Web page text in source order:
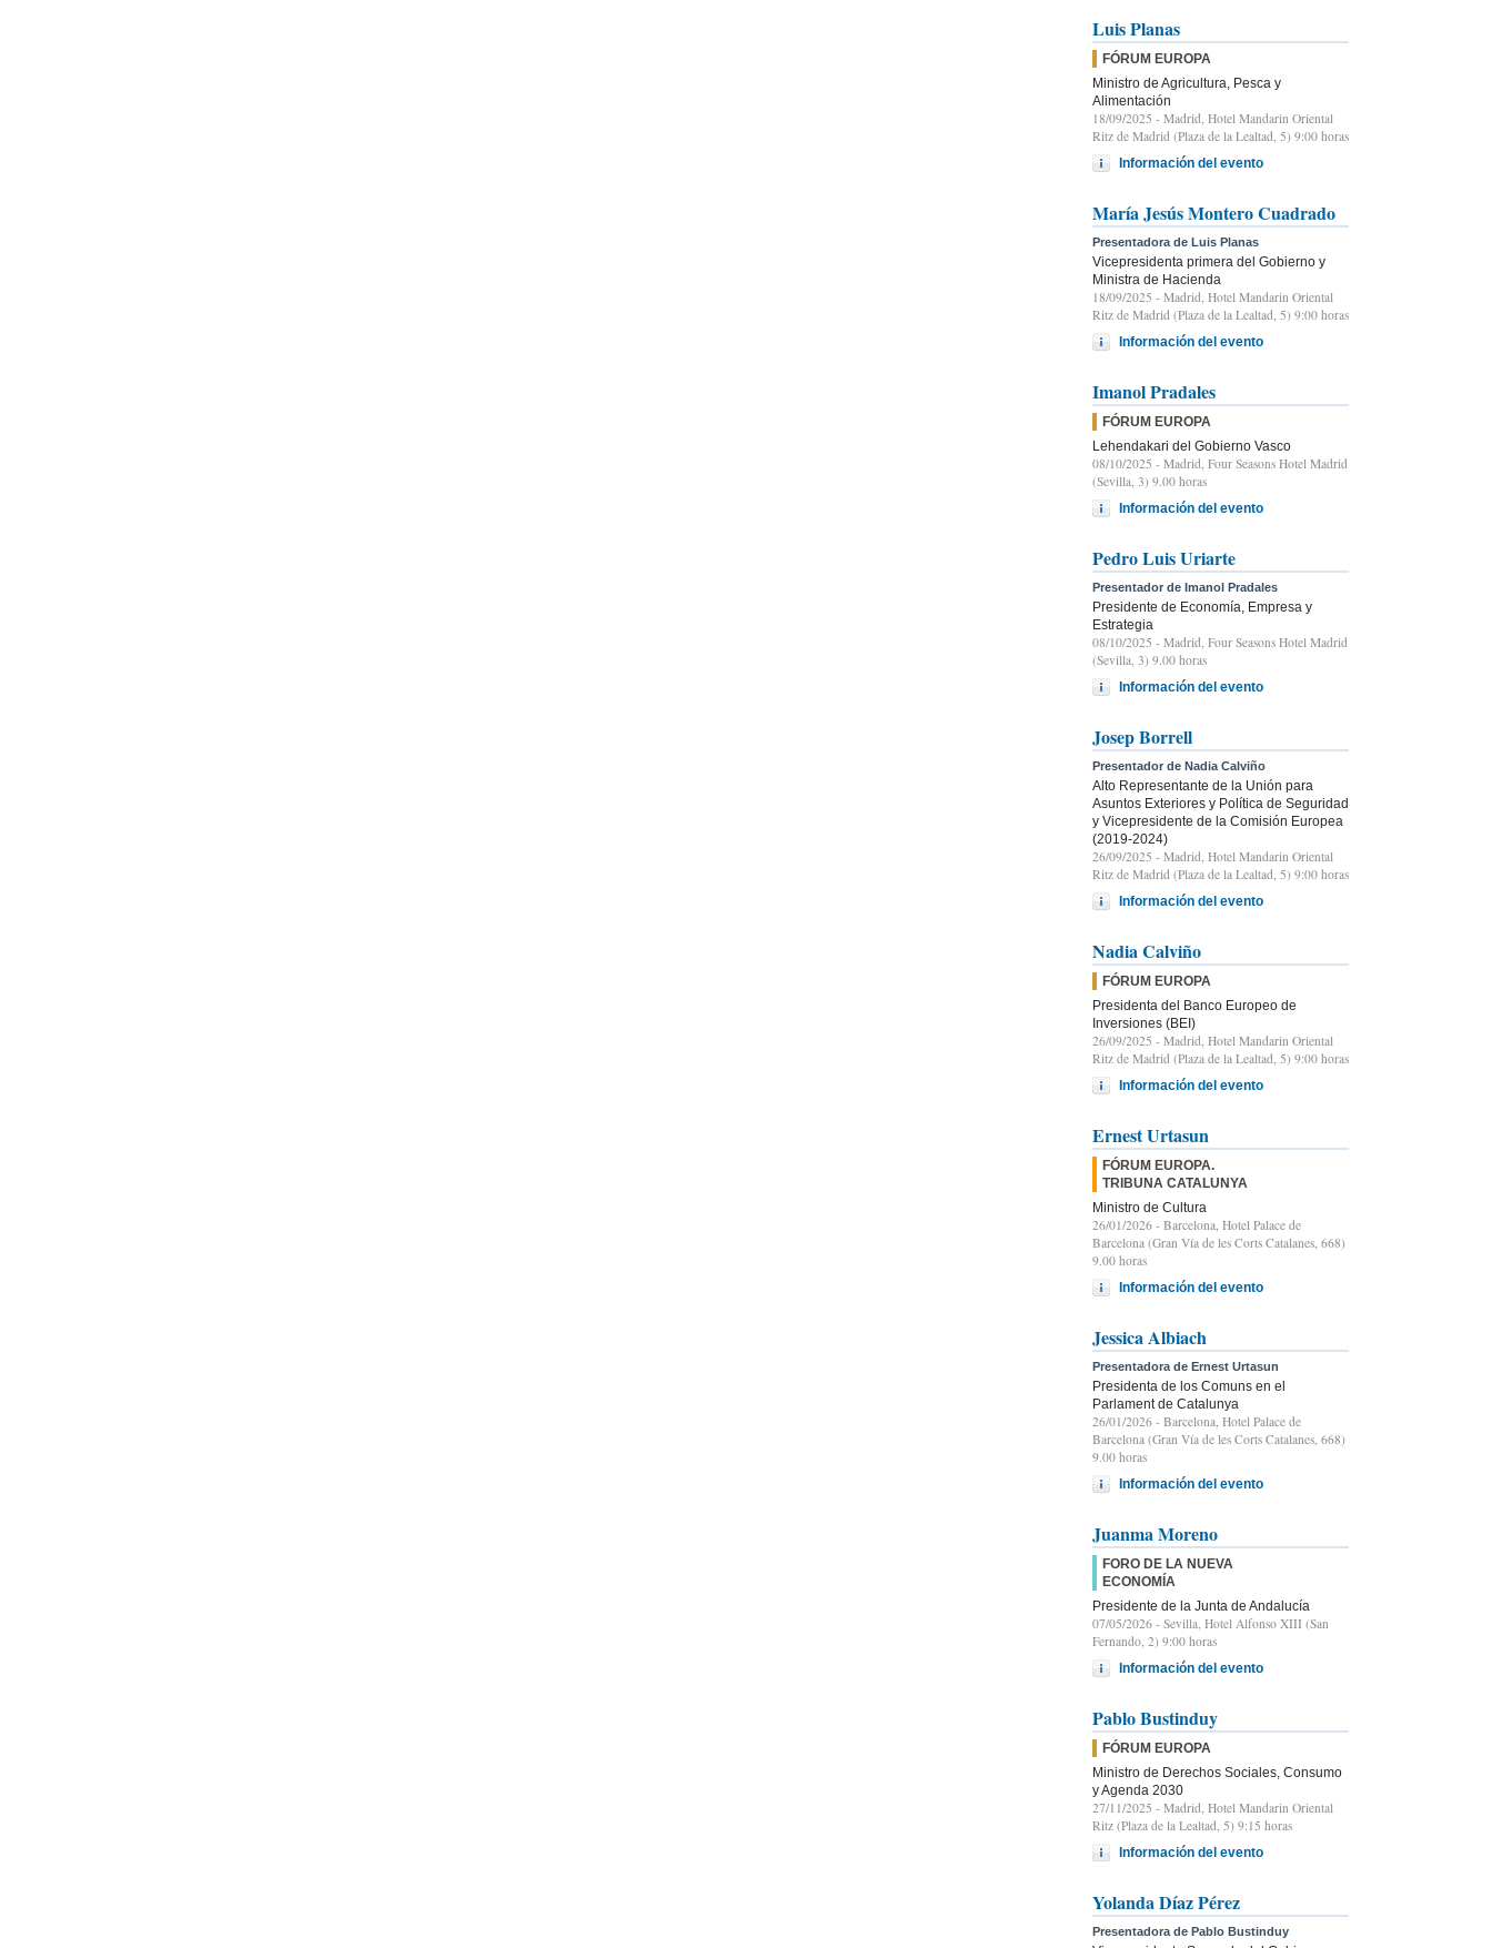
Luis Planas
FÓRUM EUROPA
Ministro de Agricultura, Pesca y
Alimentación
18/09/2025 - Madrid, Hotel Mandarin Oriental
Ritz de Madrid (Plaza de la Lealtad, 5) 9:00 horas
Información del evento
María Jesús Montero Cuadrado
Presentadora de Luis Planas
Vicepresidenta primera del Gobierno y
Ministra de Hacienda
18/09/2025 - Madrid, Hotel Mandarin Oriental
Ritz de Madrid (Plaza de la Lealtad, 5) 9:00 horas
Información del evento
Imanol Pradales
FÓRUM EUROPA
Lehendakari del Gobierno Vasco
08/10/2025 - Madrid, Four Seasons Hotel Madrid
(Sevilla, 3) 9.00 horas
Información del evento
Pedro Luis Uriarte
Presentador de Imanol Pradales
Presidente de Economía, Empresa y
Estrategia
08/10/2025 - Madrid, Four Seasons Hotel Madrid
(Sevilla, 3) 9.00 horas
Información del evento
Josep Borrell
Presentador de Nadia Calviño
Alto Representante de la Unión para
Asuntos Exteriores y Política de Seguridad
y Vicepresidente de la Comisión Europea
(2019-2024)
26/09/2025 - Madrid, Hotel Mandarin Oriental
Ritz de Madrid (Plaza de la Lealtad, 5) 9:00 horas
Información del evento
Nadia Calviño
FÓRUM EUROPA
Presidenta del Banco Europeo de
Inversiones (BEI)
26/09/2025 - Madrid, Hotel Mandarin Oriental
Ritz de Madrid (Plaza de la Lealtad, 5) 9:00 horas
Información del evento
Ernest Urtasun
FÓRUM EUROPA.
TRIBUNA CATALUNYA
Ministro de Cultura
26/01/2026 - Barcelona, Hotel Palace de
Barcelona (Gran Vía de les Corts Catalanes, 668)
9.00 horas
Información del evento
Jessica Albiach
Presentadora de Ernest Urtasun
Presidenta de los Comuns en el
Parlament de Catalunya
26/01/2026 - Barcelona, Hotel Palace de
Barcelona (Gran Vía de les Corts Catalanes, 668)
9.00 horas
Información del evento
Juanma Moreno
FORO DE LA NUEVA
ECONOMÍA
Presidente de la Junta de Andalucía
07/05/2026 - Sevilla, Hotel Alfonso XIII (San
Fernando, 2) 9:00 horas
Información del evento
Pablo Bustinduy
FÓRUM EUROPA
Ministro de Derechos Sociales, Consumo
y Agenda 2030
27/11/2025 - Madrid, Hotel Mandarin Oriental
Ritz (Plaza de la Lealtad, 5) 9:15 horas
Información del evento
Yolanda Díaz Pérez
Presentadora de Pablo Bustinduy